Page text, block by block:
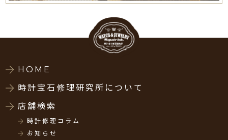
HOME
時計宝石修理研究所について
店舗検索
時計修理コラム
お知らせ